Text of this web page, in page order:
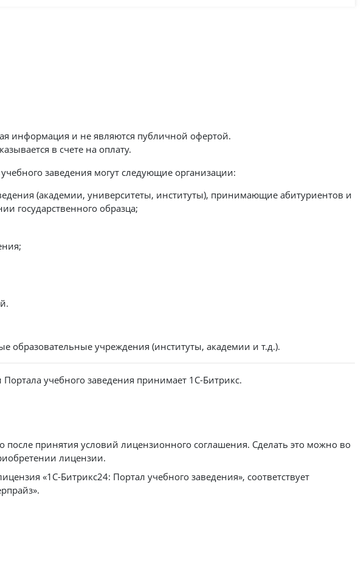
информация и не являются публичной офертой.
в счете на оплату.
заведения могут следующие организации:
(академии, университеты, институты), принимающие абитуриентов и
государственного образца;
образовательные учреждения (институты, академии и т.д.).
учебного заведения принимает 1С-Битрикс.
принятия условий лицензионного соглашения. Сделать это можно во
лицензии.
«1С-Битрикс24: Портал учебного заведения», соответствует